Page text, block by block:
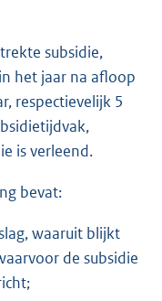
subsidie,
het jaar na afloop
respectievelijk 5
is verleend.
bevat:
waaruit blijkt
de subsidie